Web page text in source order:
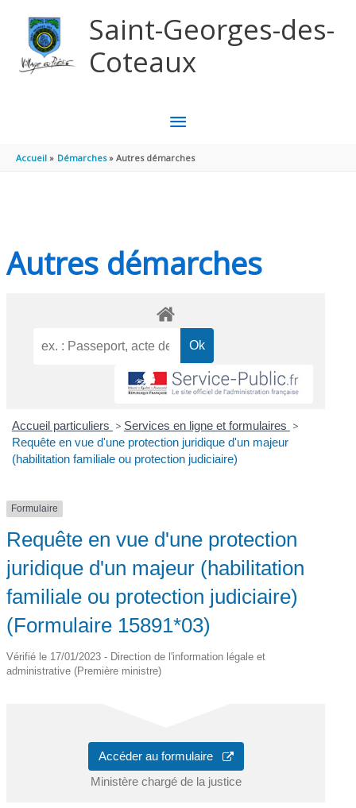
Saint-Georges-des-
Coteaux
MENU
PRINCIPAL
Accueil Démarches Autres démarches
Autres démarches
Accueil particuliers > Services en ligne et formulaires >
Requête en vue d'une protection juridique d'un majeur
(habilitation familiale ou protection judiciaire)
Formulaire
Requête en vue d'une protection
juridique d'un majeur (habilitation
familiale ou protection judiciaire)
(Formulaire 15891*03)
Vérifié le 17/01/2023 - Direction de l'information légale et
administrative (Première ministre)
Accéder au formulaire
Ministère chargé de la justice